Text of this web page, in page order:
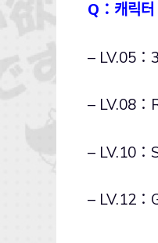
Q：캐릭터
– LV.05：
– LV.08：
– LV.10：
– LV.12：